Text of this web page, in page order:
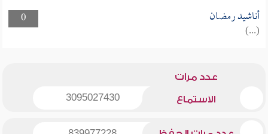
0
أناشيد رمضان
(...)
عدد مرات
الاستماع 3095027430